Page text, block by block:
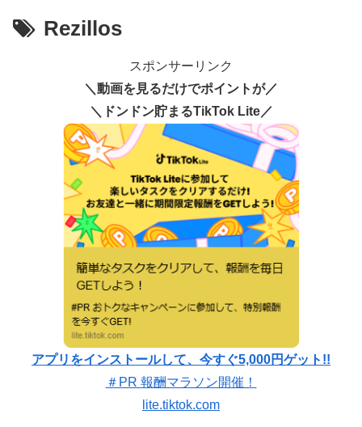
Rezillos
スポンサーリンク
＼動画を見るだけでポイントが／
＼ドンドン貯まるTikTok Lite／
アプリをインストールして、今すぐ5,000円ゲット!!
＃PR 報酬マラソン開催！
lite.tiktok.com